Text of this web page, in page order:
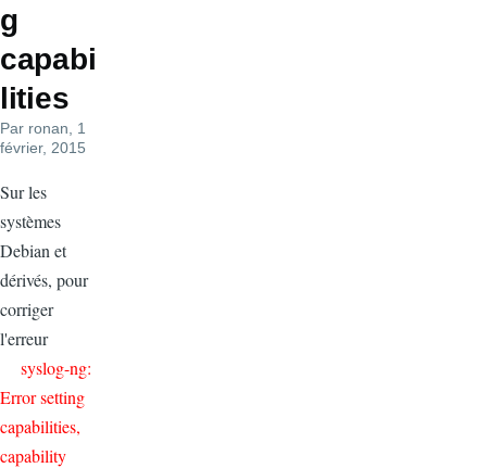
g
capabi
lities
Par ronan , 1
février, 2015
Sur les
systèmes
Debian et
dérivés, pour
corriger
l'erreur
syslog-ng:
Error setting
capabilities,
capability